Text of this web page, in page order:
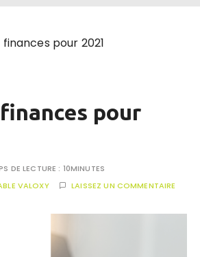
finances pour 2021
pour
DE LECTURE : 10MINUTES
VALOXY LAISSEZ UN COMMENTAIRE